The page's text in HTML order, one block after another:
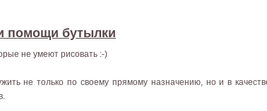
помощи бутылки
не умеют рисовать :-)
не только по своему прямому назначению, но и в